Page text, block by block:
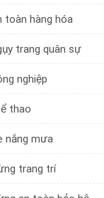
toàn hàng hóa
trang quân sự
nghiệp
thao
nắng mưa
trang trí